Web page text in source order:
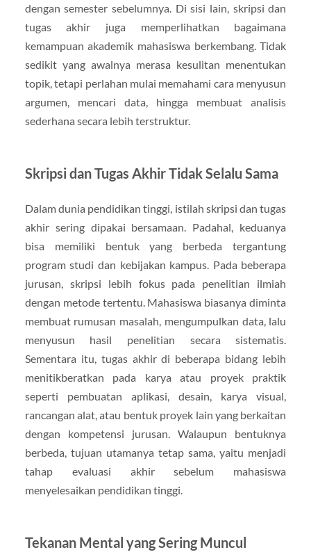
dengan semester sebelumnya. Di sisi lain, skripsi dan
tugas akhir juga memperlihatkan bagaimana
kemampuan akademik mahasiswa berkembang. Tidak
sedikit yang awalnya merasa kesulitan menentukan
topik, tetapi perlahan mulai memahami cara menyusun
argumen, mencari data, hingga membuat analisis
sederhana secara lebih terstruktur.
Skripsi dan Tugas Akhir Tidak Selalu Sama
Dalam dunia pendidikan tinggi, istilah skripsi dan tugas
akhir sering dipakai bersamaan. Padahal, keduanya
bisa memiliki bentuk yang berbeda tergantung
program studi dan kebijakan kampus. Pada beberapa
jurusan, skripsi lebih fokus pada penelitian ilmiah
dengan metode tertentu. Mahasiswa biasanya diminta
membuat rumusan masalah, mengumpulkan data, lalu
menyusun hasil penelitian secara sistematis.
Sementara itu, tugas akhir di beberapa bidang lebih
menitikberatkan pada karya atau proyek praktik
seperti pembuatan aplikasi, desain, karya visual,
rancangan alat, atau bentuk proyek lain yang berkaitan
dengan kompetensi jurusan. Walaupun bentuknya
berbeda, tujuan utamanya tetap sama, yaitu menjadi
tahap evaluasi akhir sebelum mahasiswa
menyelesaikan pendidikan tinggi.
Tekanan Mental yang Sering Muncul